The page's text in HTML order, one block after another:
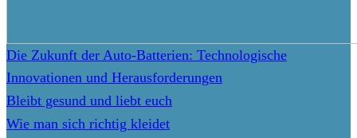
Die Zukunft der Auto-Batterien: Technologische
Innovationen und Herausforderungen
Bleibt gesund und liebt euch
Wie man sich richtig kleidet